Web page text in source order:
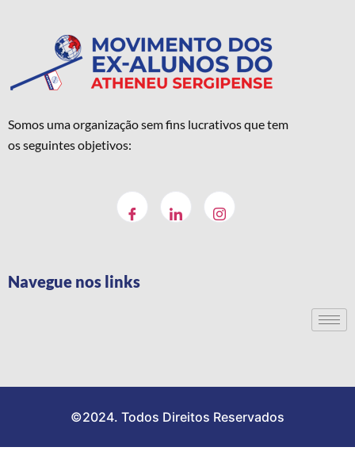
Somos uma organização sem fins lucrativos que tem
os seguintes objetivos:
Navegue nos links
©2024. Todos Direitos Reservados